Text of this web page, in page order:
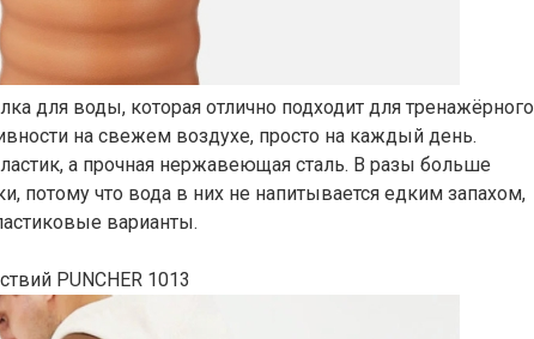
для воды, которая отлично подходит для тренажёрного
на свежем воздухе, просто на каждый день.
а прочная нержавеющая сталь. В разы больше
потому что вода в них не напитывается едким запахом,
варианты.
PUNCHER 1013